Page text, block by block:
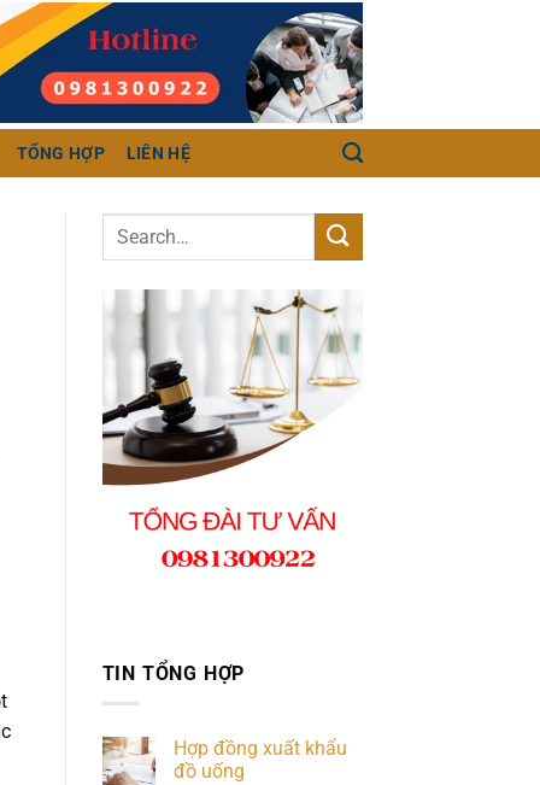
TỔNG HỢP LIÊN HỆ
TIN TỔNG HỢP
Hợp đồng xuất khẩu
đồ uống